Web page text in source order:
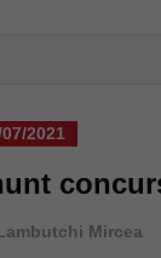
2021
Mircea